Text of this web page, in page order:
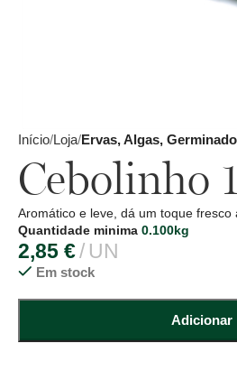
Início Loja Ervas, Algas,
Cebolinho
Aromático e leve, dá um toque fresco
Quantidade minima 0.100kg
2,85 € UN
Em stock
Adicionar